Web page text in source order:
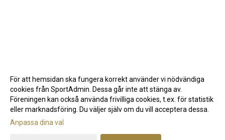
Gå till Webbversion
För att hemsidan ska fungera korrekt använder vi nödvändiga
cookies från SportAdmin. Dessa går inte att stänga av.
Föreningen kan också använda frivilliga cookies, t.ex. för statistik
eller marknadsföring. Du väljer själv om du vill acceptera dessa.
Anpassa dina val